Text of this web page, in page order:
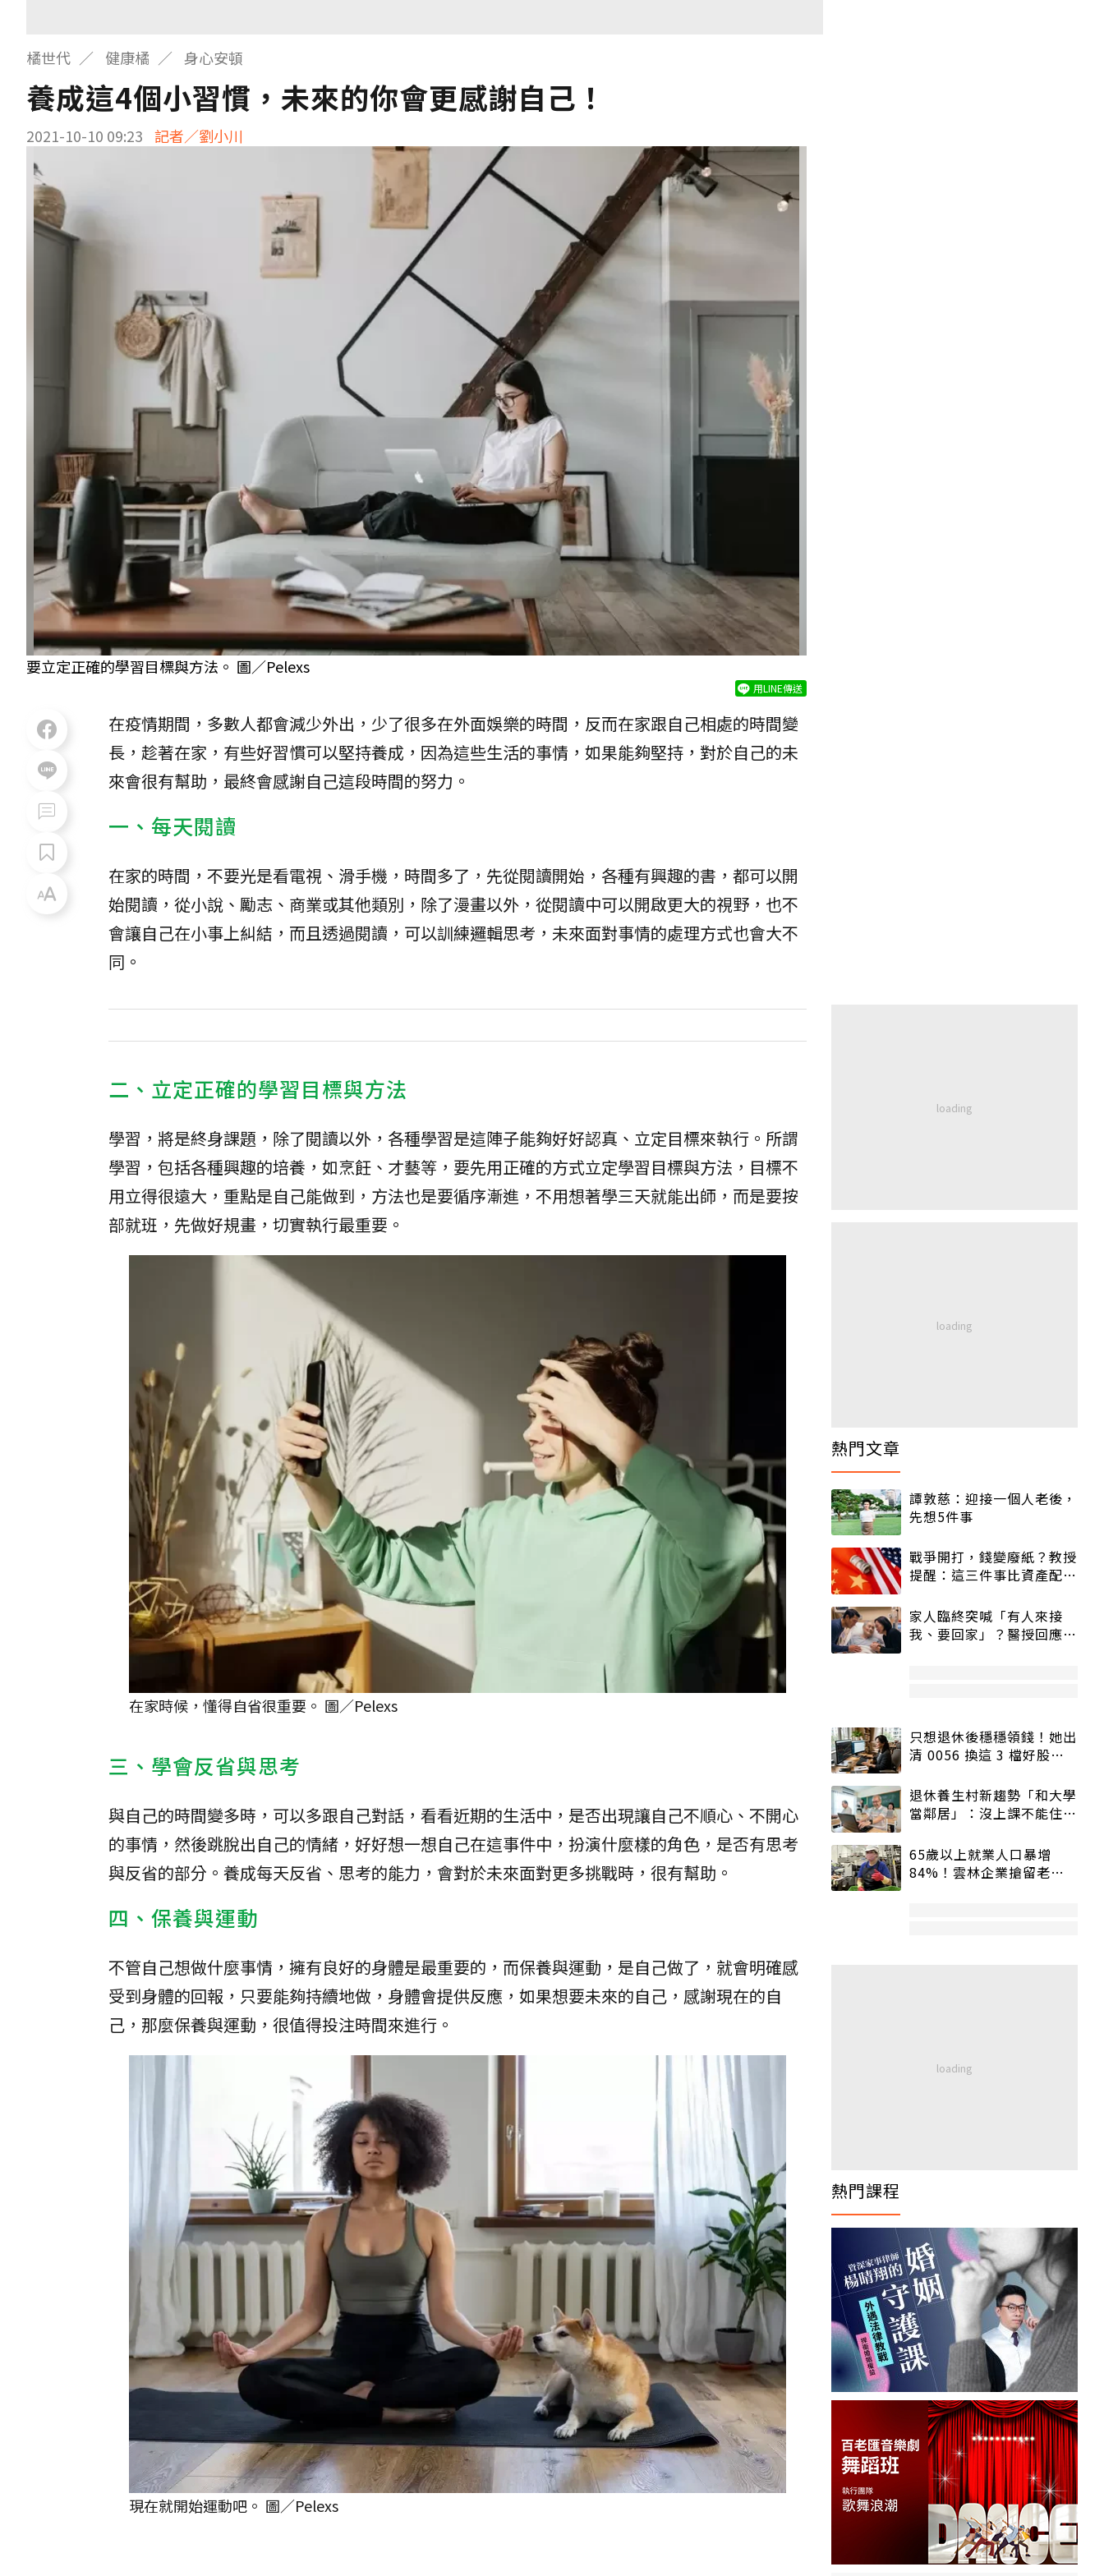
橘世代 健康橘 身心安頓
養成這4個小習慣，未來的你會更感謝自己！
2021-10-10 09:23 記者／劉小川
要立定正確的學習目標與方法。 圖／Pelexs
用LINE傳送
在疫情期間，多數人都會減少外出，少了很多在外面娛樂的時間，反而在家跟自己相處的時間變
長，趁著在家，有些好習慣可以堅持養成，因為這些生活的事情，如果能夠堅持，對於自己的未
來會很有幫助，最終會感謝自己這段時間的努力。
一、每天閱讀
在家的時間，不要光是看電視、滑手機，時間多了，先從閱讀開始，各種有興趣的書，都可以開
始閱讀，從小說、勵志、商業或其他類別，除了漫畫以外，從閱讀中可以開啟更大的視野，也不
會讓自己在小事上糾結，而且透過閱讀，可以訓練邏輯思考，未來面對事情的處理方式也會大不
同。
二、立定正確的學習目標與方法
學習，將是終身課題，除了閱讀以外，各種學習是這陣子能夠好好認真、立定目標來執行。所謂
學習，包括各種興趣的培養，如烹飪、才藝等，要先用正確的方式立定學習目標與方法，目標不
用立得很遠大，重點是自己能做到，方法也是要循序漸進，不用想著學三天就能出師，而是要按
部就班，先做好規畫，切實執行最重要。
在家時候，懂得自省很重要。 圖／Pelexs
三、學會反省與思考
與自己的時間變多時，可以多跟自己對話，看看近期的生活中，是否出現讓自己不順心、不開心
的事情，然後跳脫出自己的情緒，好好想一想自己在這事件中，扮演什麼樣的角色，是否有思考
與反省的部分。養成每天反省、思考的能力，會對於未來面對更多挑戰時，很有幫助。
四、保養與運動
不管自己想做什麼事情，擁有良好的身體是最重要的，而保養與運動，是自己做了，就會明確感
受到身體的回報，只要能夠持續地做，身體會提供反應，如果想要未來的自己，感謝現在的自
己，那麼保養與運動，很值得投注時間來進行。
現在就開始運動吧。 圖／Pelexs
熱門文章
譚敦慈：迎接一個人老後，
先想5件事
戰爭開打，錢變廢紙？教授
提醒：這三件事比資產配置
家人臨終突喊「有人來接
我、要回家」？醫授回應方
只想退休後穩穩領錢！她出
清 0056 換這 3 檔好股：
退休養生村新趨勢「和大學
當鄰居」：沒上課不能住、
65歲以上就業人口暴增
84%！雲林企業搶留老員
熱門課程